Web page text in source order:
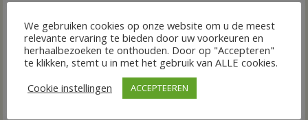
We gebruiken cookies op onze website om u de meest
relevante ervaring te bieden door uw voorkeuren en
herhaalbezoeken te onthouden. Door op "Accepteren"
te klikken, stemt u in met het gebruik van ALLE cookies.
Cookie instellingen
ACCEPTEEREN